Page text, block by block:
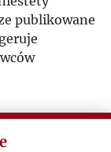
publikowane